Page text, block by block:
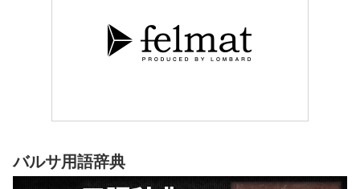
バルサ用語辞典